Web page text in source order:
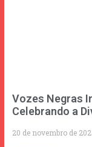
Vozes Negras
Celebrando a
20 de novembro de